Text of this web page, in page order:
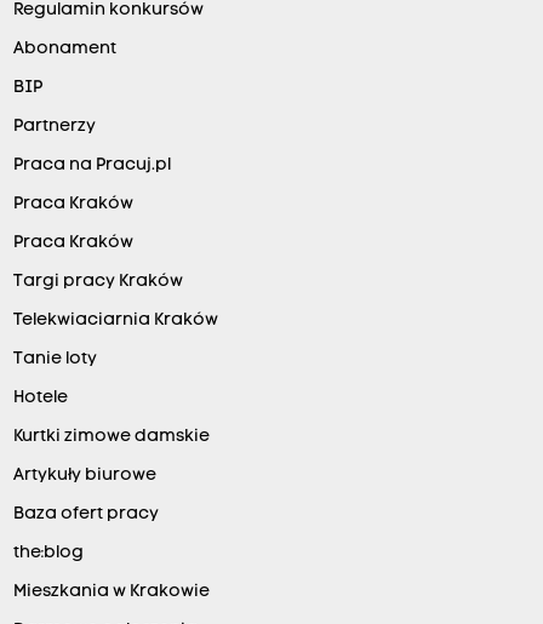
Regulamin konkursów
Abonament
BIP
Partnerzy
Praca na Pracuj.pl
Praca Kraków
Praca Kraków
Targi pracy Kraków
Telekwiaciarnia Kraków
Tanie loty
Hotele
Kurtki zimowe damskie
Artykuły biurowe
Baza ofert pracy
the:blog
Mieszkania w Krakowie